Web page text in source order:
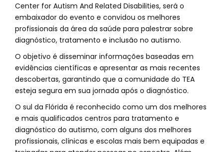
Center for Autism And Related Disabilities, será o
embaixador do evento e convidou os melhores
profissionais da área da saúde para palestrar sobre
diagnóstico, tratamento e inclusão no autismo.
O objetivo é disseminar informações baseadas em
evidências científicas e apresentar as mais recentes
descobertas, garantindo que a comunidade do TEA
esteja segura em sua jornada após o diagnóstico.
O sul da Flórida é reconhecido como um dos melhores
e mais qualificados centros para tratamento e
diagnóstico do autismo, com alguns dos melhores
profissionais, clínicas e escolas mais bem equipadas e